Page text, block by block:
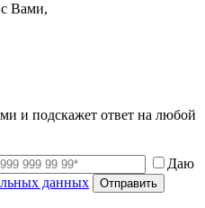
Вами,
и подскажет ответ на любой
Даю
данных Отправить